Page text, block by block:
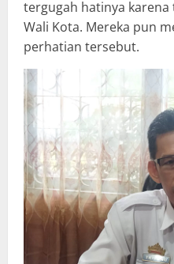
tergugah hatinya
Wali Kota. Mereka pun
perhatian tersebut.